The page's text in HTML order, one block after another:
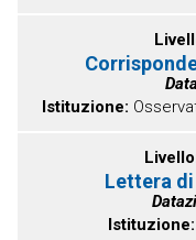
Istituzione
Livello
Lettera
Istituzione